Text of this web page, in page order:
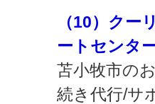
（10）クー
ートセンタ
苫小牧市の
続き代行/サ